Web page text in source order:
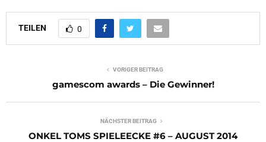
TEILEN 0
VORIGER BEITRAG
gamescom awards – Die Gewinner!
NÄCHSTER BEITRAG
ONKEL TOMS SPIELEECKE #6 – AUGUST 2014